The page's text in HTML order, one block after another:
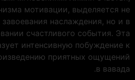
мотивации, выделяется не
наслаждения, но и в
счастливого события. Эта
интенсивную побуждение к
приятных ощущений
в вавада.